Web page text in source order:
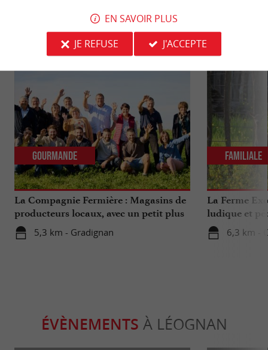
NOUS AVONS TESTÉPOUR VOUS
La Compagnie Fermière : Magasins de
producteurs locaux, avec un petit plus
...
5,3 km - Gradignan
Gourmande
La Ferme
ludique et
Bordeaux
6,3 km -
Familiale
ÉVÈNEMENTS À LÉOGNAN
EN SAVOIR PLUS
JE REFUSE
J'ACCEPTE